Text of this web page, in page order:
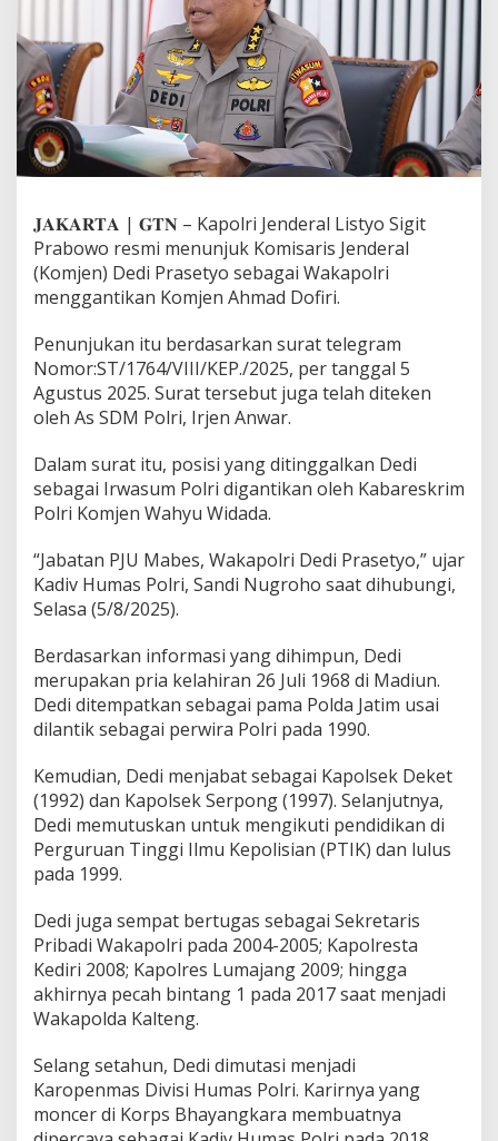
r
i
T
u
n
j
u
k
m
j
e
n
D
d
i
P
r
a
e
t
y
a
d
i
a
k
a
p
o
r
i
𝐉𝐀𝐊𝐀𝐑𝐓𝐀 | 𝐆𝐓𝐍 – Kapolri Jenderal Listyo Sigit
Prabowo resmi menunjuk Komisaris Jenderal
(Komjen) Dedi Prasetyo sebagai Wakapolri
menggantikan Komjen Ahmad Dofiri.
Penunjukan itu berdasarkan surat telegram
Nomor:ST/1764/VIII/KEP./2025, per tanggal 5
Agustus 2025. Surat tersebut juga telah diteken
oleh As SDM Polri, Irjen Anwar.
Dalam surat itu, posisi yang ditinggalkan Dedi
sebagai Irwasum Polri digantikan oleh Kabareskrim
Polri Komjen Wahyu Widada.
“Jabatan PJU Mabes, Wakapolri Dedi Prasetyo,” ujar
Kadiv Humas Polri, Sandi Nugroho saat dihubungi,
Selasa (5/8/2025).
Berdasarkan informasi yang dihimpun, Dedi
merupakan pria kelahiran 26 Juli 1968 di Madiun.
Dedi ditempatkan sebagai pama Polda Jatim usai
dilantik sebagai perwira Polri pada 1990.
Kemudian, Dedi menjabat sebagai Kapolsek Deket
(1992) dan Kapolsek Serpong (1997). Selanjutnya,
Dedi memutuskan untuk mengikuti pendidikan di
Perguruan Tinggi Ilmu Kepolisian (PTIK) dan lulus
pada 1999.
Dedi juga sempat bertugas sebagai Sekretaris
Pribadi Wakapolri pada 2004-2005; Kapolresta
Kediri 2008; Kapolres Lumajang 2009; hingga
akhirnya pecah bintang 1 pada 2017 saat menjadi
Wakapolda Kalteng.
Selang setahun, Dedi dimutasi menjadi
Karopenmas Divisi Humas Polri. Karirnya yang
moncer di Korps Bhayangkara membuatnya